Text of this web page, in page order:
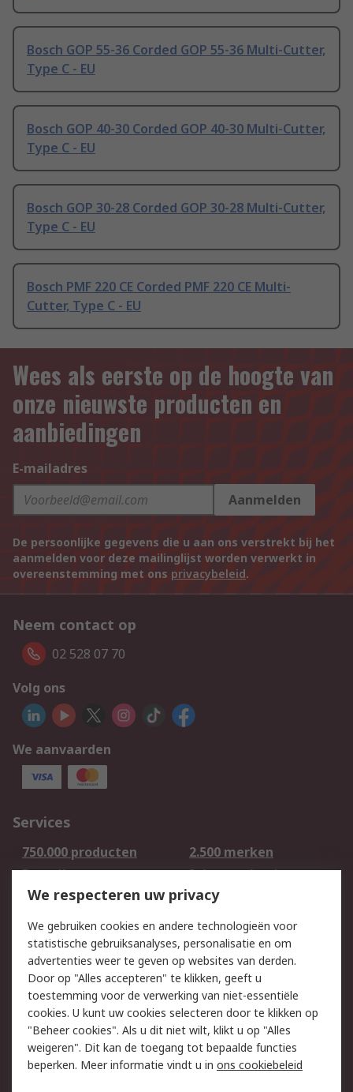
Bosch GOP 55-36 Corded GOP 55-36 Multi-Cutter,
Type C - EU
Bosch GOP 40-30 Corded GOP 40-30 Multi-Cutter,
Type C - EU
Bosch GOP 30-28 Corded GOP 30-28 Multi-Cutter,
Type C - EU
Bosch PMF 220 CE Corded PMF 220 CE Multi-
Cutter, Type C - EU
Wees als eerste op de hoogte van
onze nieuwste producten en
aanbiedingen
E-mailadres
Aanmelden
De persoonlijke gegevens die u aan ons verstrekt bij het
aanmelden voor deze mailinglijst worden verwerkt in
overeenstemming met ons privacybeleid.
Neem contact op
02 528 07 70
Volg ons
We aanvaarden
Services
750.000 producten
2.500 merken
Bestellen
Inkoopoplossingen
Retouren
Technisch advies
Track & Trace
Wettelijk
Cookiebeleid
Email veiligheid
Privacybeleid -
Bijgewerkt
Websitevoorwaarden
Algemene
verkoopvoorwaarden
We respecteren uw privacy
We gebruiken cookies en andere technologieën voor
statistische gebruiksanalyses, personalisatie en om
advertenties weer te geven op websites van derden.
Door op "Alles accepteren" te klikken, geeft u
toestemming voor de verwerking van niet-essentiële
cookies. U kunt uw cookies selecteren door te klikken op
"Beheer cookies". Als u dit niet wilt, klikt u op "Alles
weigeren". Dit kan de toegang tot bepaalde functies
beperken. Meer informatie vindt u in ons cookiebeleid